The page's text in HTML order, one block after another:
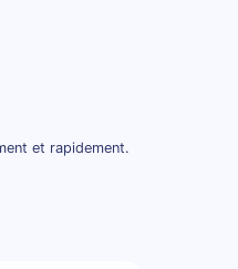
et rapidement.